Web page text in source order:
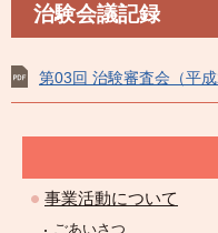
治験会議記録
第03回 治験審査会（平
事業活動について
ごあいさつ